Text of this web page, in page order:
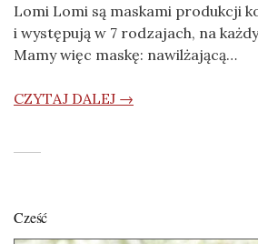
Lomi Lomi są maskami produkcji
i występują w 7 rodzajach, na
Mamy więc maskę: nawilżającą…
CZYTAJ DALEJ →
Cześć